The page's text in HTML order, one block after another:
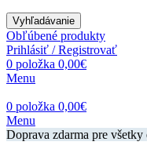
Vyhľadávanie
Obľúbené produkty
Prihlásiť / Registrovať
0 položka 0,00€
Menu
0 položka 0,00€
Menu
Doprava zdarma pre